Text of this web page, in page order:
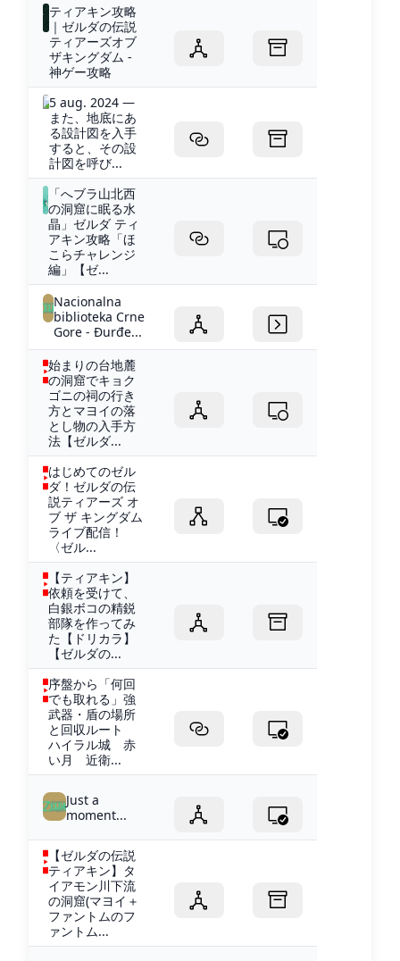
ティアキン攻略
｜ゼルダの伝説
ティアーズオブ
ザキングダム -
神ゲー攻略
5 aug. 2024 —
また、地底にあ
る設計図を入手
すると、その設
計図を呼び...
「へブラ山北西
の洞窟に眠る水
晶」ゼルダ ティ
アキン攻略「ほ
こらチャレンジ
編」【ゼ...
Nacionalna
biblioteka Crne
Gore - Đurđe...
始まりの台地麓
の洞窟でキョク
ゴニの祠の行き
方とマヨイの落
とし物の入手方
法【ゼルダ...
はじめてのゼル
ダ！ゼルダの伝
説ティアーズ オ
ブ ザ キングダム
ライブ配信！
〈ゼル...
【ティアキン】
依頼を受けて、
白銀ボコの精鋭
部隊を作ってみ
た【ドリカラ】
【ゼルダの...
序盤から「何回
でも取れる」強
武器・盾の場所
と回収ルート
ハイラル城 赤
い月 近衛...
Just a
moment...
【ゼルダの伝説
ティアキン】タ
イアモン川下流
の洞窟(マヨイ＋
ファントムのフ
ァントム...